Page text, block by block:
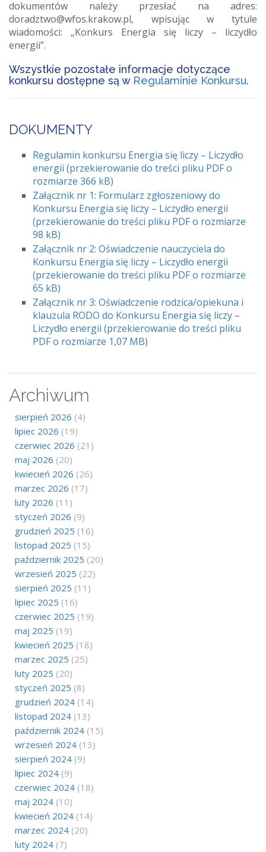
dokumentów należy przesłać na adres:
doradztwo@wfos.krakow.pl, wpisując w tytule
wiadomości: „Konkurs Energia się liczy – liczydło
energii”.
Wszystkie pozostałe informacje dotyczące
konkursu dostępne są w Regulaminie Konkursu.
DOKUMENTY
Regulamin konkursu Energia się liczy – Liczydło
energii (przekierowanie do treści pliku PDF o
rozmiarze 366 kB)
Załącznik nr 1: Formularz zgłoszeniowy do
Konkursu Energia się liczy – Liczydło energii
(przekierowanie do treści pliku PDF o rozmiarze
98 kB)
Załącznik nr 2: Oświadczenie nauczyciela do
Konkursu Energia się liczy – Liczydło energii
(przekierowanie do treści pliku PDF o rozmiarze
65 kB)
Załącznik nr 3: Oświadczenie rodzica/opiekuna i
klauzula RODO do Konkursu Energia się liczy –
Liczydło energii (przekierowanie do treści pliku
PDF o rozmiarze 1,07 MB)
Archiwum
sierpień 2026 (4)
lipiec 2026 (19)
czerwiec 2026 (21)
maj 2026 (20)
kwiecień 2026 (26)
marzec 2026 (17)
luty 2026 (11)
styczeń 2026 (9)
grudzień 2025 (16)
listopad 2025 (15)
październik 2025 (20)
wrzesień 2025 (22)
sierpień 2025 (11)
lipiec 2025 (16)
czerwiec 2025 (19)
maj 2025 (19)
kwiecień 2025 (18)
marzec 2025 (25)
luty 2025 (20)
styczeń 2025 (8)
grudzień 2024 (14)
listopad 2024 (13)
październik 2024 (15)
wrzesień 2024 (13)
sierpień 2024 (9)
lipiec 2024 (9)
czerwiec 2024 (18)
maj 2024 (10)
kwiecień 2024 (14)
marzec 2024 (20)
luty 2024 (7)